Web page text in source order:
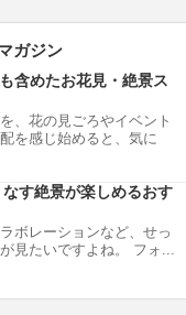
ガジン
含めたお花見・絶景ス
、花の見ごろやイベント
を感じ始めると、気に
す絶景が楽しめるおす
ボレーションなど、せっ
見たいですよね。 フォ...